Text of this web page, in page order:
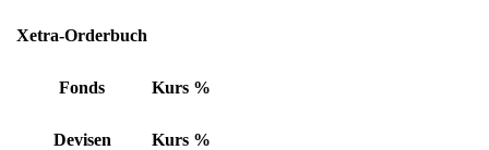
Xetra-Orderbuch
Fonds Kurs %
Devisen Kurs %